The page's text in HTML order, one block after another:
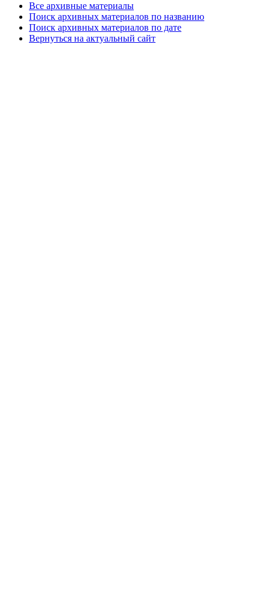
Все архивные материалы
Поиск архивных материалов по названию
Поиск архивных материалов по дате
Вернуться на актуальный сайт